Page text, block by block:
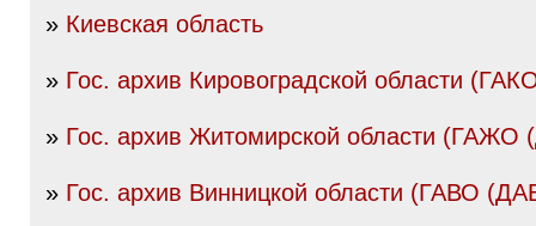
» Киевская область
» Гос. архив Кировоградской области
» Гос. архив Житомирской области
» Гос. архив Винницкой области (ГАВО